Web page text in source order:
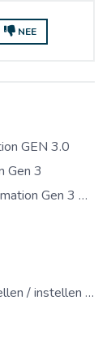
NEE
GEN 3.0
Gen 3
Wat is er nieuw bij de PowerView® Automation Gen 3 RemoteConnect™ ?
Luxaflex® Duette Shades Electrisch afstellen / instellen Gen 2.0